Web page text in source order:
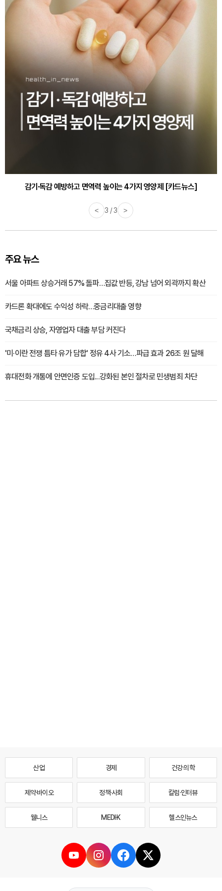
감기·독감 예방하고 면역력 높이는 4가지 영양제 [카드뉴스]
< 3 / 3 >
주요 뉴스
서울 아파트 상승거래 57% 돌파…집값 반등, 강남 넘어 외곽까지 확산
카드론 확대에도 수익성 하락…중금리대출 영향
국채금리 상승, 자영업자 대출 부담 커진다
'미·이란 전쟁 틈타 유가 담합' 정유 4사 기소…파급 효과 26조 원 달해
휴대전화 개통에 안면인증 도입...강화된 본인 절차로 민생범죄 차단
산업 경제 건강·의학
제약·바이오 정책·사회 칼럼·인터뷰
웰니스 MEDI·K 헬스인뉴스